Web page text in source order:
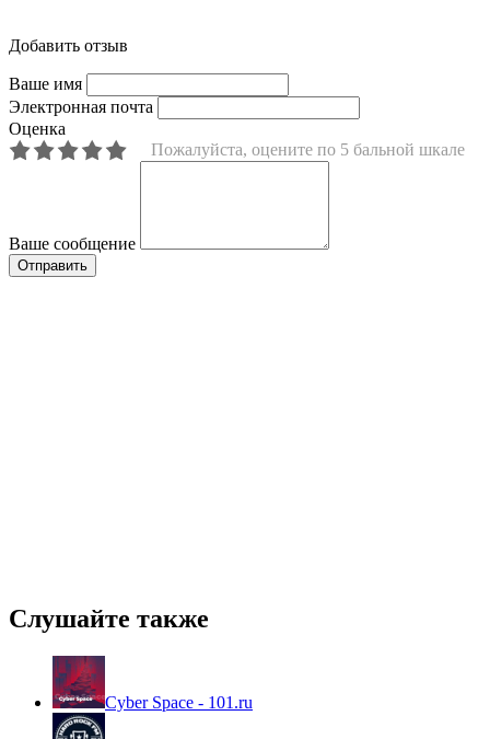
Добавить отзыв
Ваше имя
Электронная почта
Оценка
Пожалуйста, оцените по 5 бальной шкале
Ваше сообщение
Слушайте также
Cyber Space - 101.ru